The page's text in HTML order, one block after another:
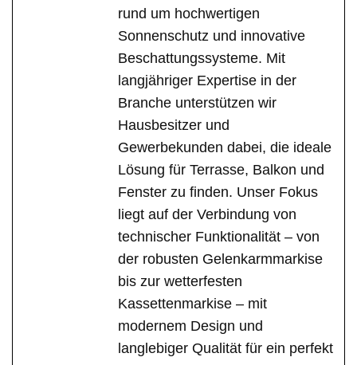
rund um hochwertigen
Sonnenschutz und innovative
Beschattungssysteme. Mit
langjähriger Expertise in der
Branche unterstützen wir
Hausbesitzer und
Gewerbekunden dabei, die ideale
Lösung für Terrasse, Balkon und
Fenster zu finden. Unser Fokus
liegt auf der Verbindung von
technischer Funktionalität – von
der robusten Gelenkarmmarkise
bis zur wetterfesten
Kassettenmarkise – mit
modernem Design und
langlebiger Qualität für ein perfekt